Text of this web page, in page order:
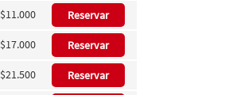
$11.000 Reservar
$17.000 Reservar
$21.500 Reservar